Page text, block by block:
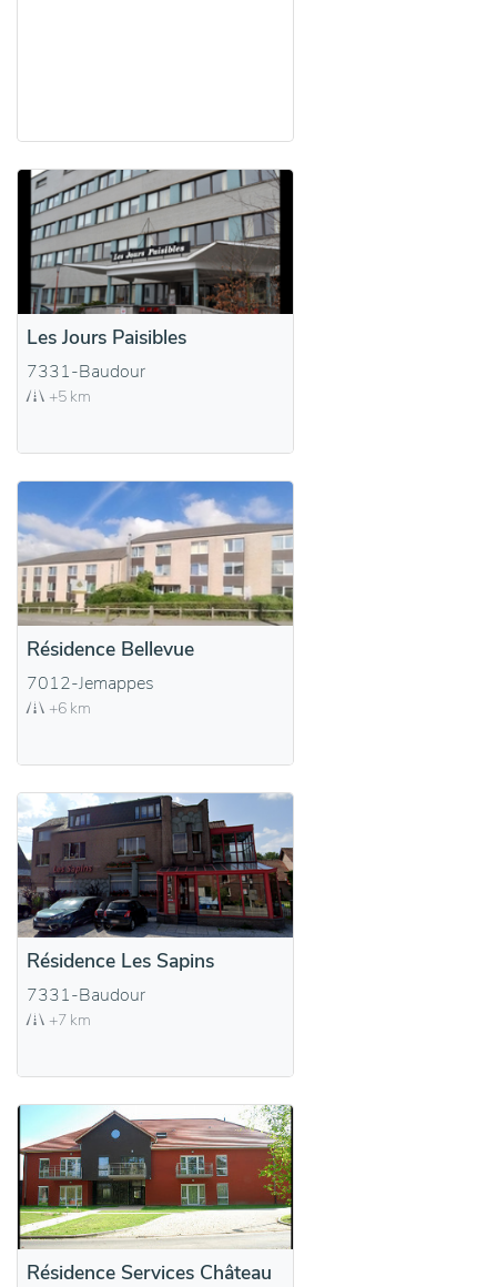
Les Jours Paisibles
7331-Baudour
+5 km
Résidence Bellevue
7012-Jemappes
+6 km
Résidence Les Sapins
7331-Baudour
+7 km
Résidence Services Château